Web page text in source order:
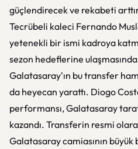
güçlendirecek ve rekabeti
Tecrübeli kaleci Fernando
yetenekli bir ismi kadroya
sezon hedeflerine
Galatasaray'ın bu transfer
da heyecan yarattı. Diogo
performansı, Galatasaray
kazandı. Transferin resmi
Galatasaray camiasının